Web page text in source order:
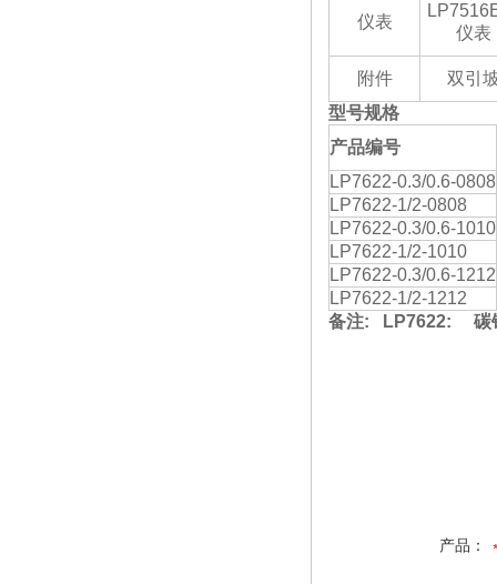
仪表
仪表
附件
双引
型号规格
产品编号
LP7622-0.3/0.6-0808
LP7622-1/2-0808
LP7622-0.3/0.6-1010
LP7622-1/2-1010
LP7622-0.3/0.6-1212
LP7622-1/2-1212
备注: LP7622: 碳
产品：